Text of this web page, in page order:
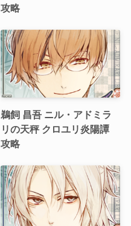
攻略
鵜飼 昌吾 ニル・アドミラ
リの天秤 クロユリ炎陽譚
攻略